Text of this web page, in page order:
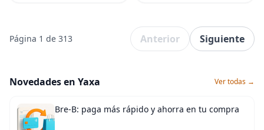
Página 1 de 313 Anterior Siguiente
Novedades en Yaxa Ver todas →
Bre-B: paga más rápido y ahorra en tu compra